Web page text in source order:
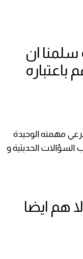
سلمنا ان
مهمته الوحيدة
الحديثية و
هم ايضا